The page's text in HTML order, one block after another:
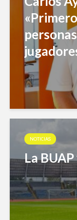
NOTICIAS
La